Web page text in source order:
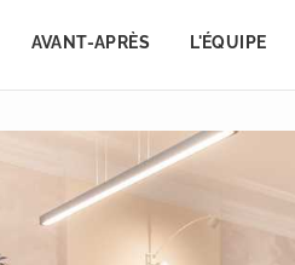
AVANT-APRÈS L'ÉQUIPE